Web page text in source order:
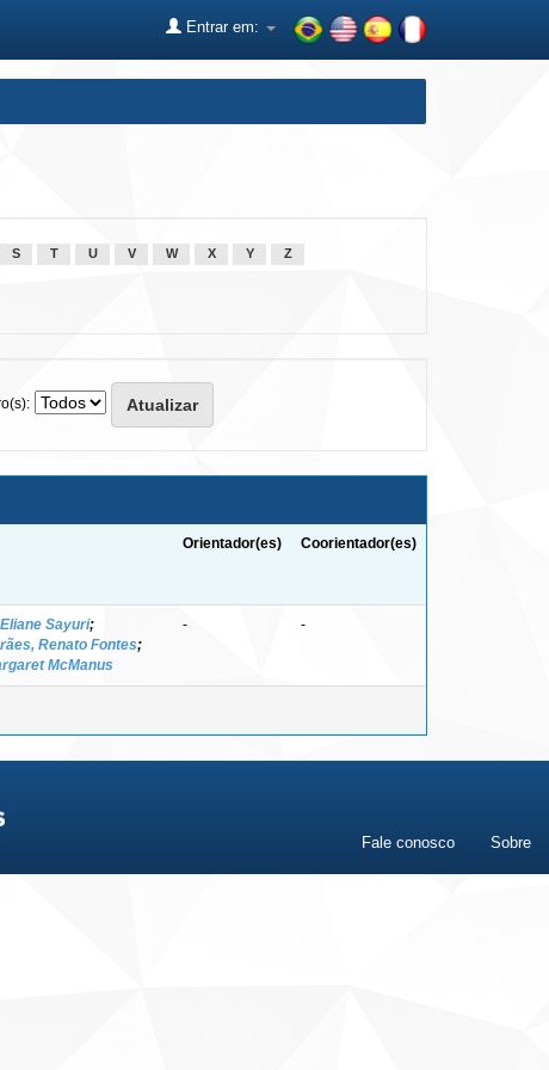
Entrar em:
S T U V W X Y Z
Orientador(es) Coorientador(es)
Sayuri;
Renato Fontes;
McManus
- -
Fale conosco Sobre